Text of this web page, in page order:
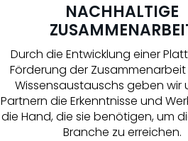
NACHHALTIGE
Durch die Entwicklung einer
Förderung der
Wissensaustauschs geben wir
Partnern die Erkenntnisse und
die Hand, die sie benötigen, um
Branche zu erreichen.